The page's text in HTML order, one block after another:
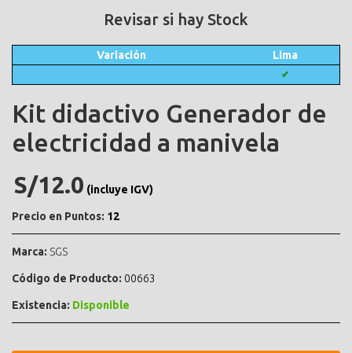
Revisar si hay Stock
Variación Lima
✔
Kit didactivo Generador de
electricidad a manivela
S/12.0 (incluye IGV)
Precio en Puntos: 12
Marca: SGS
Código de Producto: 00663
Existencia: Disponible